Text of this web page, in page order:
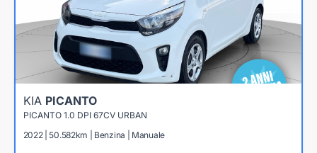
KIA PICANTO
PICANTO 1.0 DPI 67CV URBAN
2022 | 50.582km | Benzina | Manuale